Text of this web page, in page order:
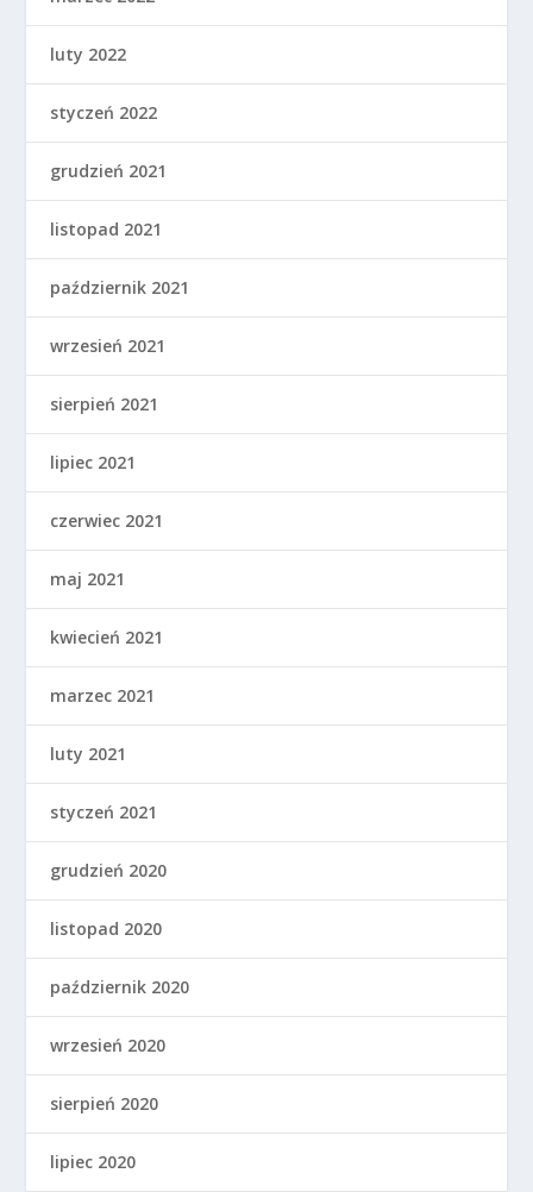
luty 2022
styczeń 2022
grudzień 2021
listopad 2021
październik 2021
wrzesień 2021
sierpień 2021
lipiec 2021
czerwiec 2021
maj 2021
kwiecień 2021
marzec 2021
luty 2021
styczeń 2021
grudzień 2020
listopad 2020
październik 2020
wrzesień 2020
sierpień 2020
lipiec 2020